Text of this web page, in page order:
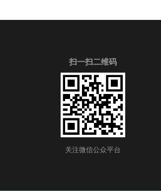
扫一扫二维码
关注微信公众平台